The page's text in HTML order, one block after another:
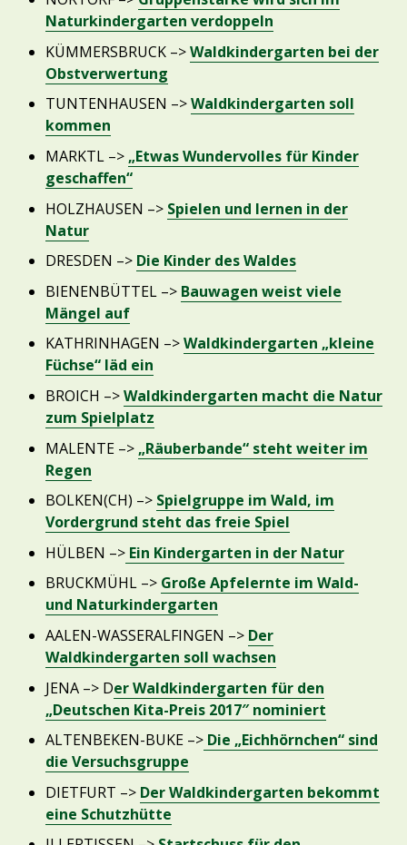
Naturkindergarten verdoppeln
KÜMMERSBRUCK –>Waldkindergarten bei der
Obstverwertung
TUNTENHAUSEN –>Waldkindergarten soll
kommen
MARKTL –> „Etwas Wundervolles für Kinder
geschaffen“
HOLZHAUSEN –> Spielen und lernen in der
Natur
DRESDEN –> Die Kinder des Waldes
BIENENBÜTTEL –> Bauwagen weist viele
Mängel auf
KATHRINHAGEN –>Waldkindergarten „kleine
Füchse“ läd ein
BROICH –>Waldkindergarten macht die Natur
zum Spielplatz
MALENTE –> „Räuberbande“ steht weiter im
Regen
BOLKEN(CH) –> Spielgruppe im Wald, im
Vordergrund steht das freie Spiel
HÜLBEN –>Ein Kindergarten in der Natur
BRUCKMÜHL –> Große Apfelernte im Wald-
und Naturkindergarten
AALEN-WASSERALFINGEN –> Der
Waldkindergarten soll wachsen
JENA –> Der Waldkindergarten für den
„Deutschen Kita-Preis 2017″ nominiert
ALTENBEKEN-BUKE –>Die „Eichhörnchen“ sind
die Versuchsgruppe
DIETFURT –> Der Waldkindergarten bekommt
eine Schutzhütte